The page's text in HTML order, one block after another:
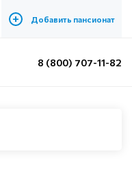
+ Добавить пансионат
8 (800) 707-11-82